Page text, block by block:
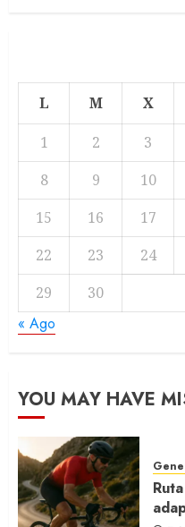
L M X
1
2 3
8
9 10
15
16 17
22
23 24
29
30
« Ago
YOU MAY HAVE